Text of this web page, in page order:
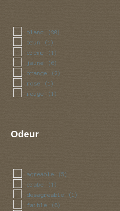
blanc (20)
brun (1)
creme (1)
jaune (6)
orange (2)
rose (1)
rouge (1)
Odeur
agreable (5)
crabe (1)
desagreable (1)
faible (8)